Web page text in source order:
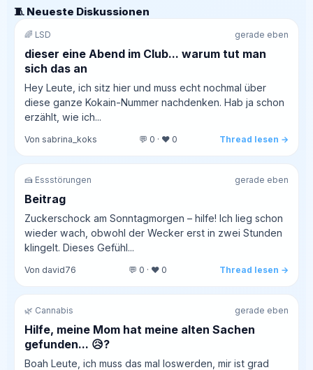
🧵 Neueste Diskussionen
🌈 LSD gerade eben
dieser eine Abend im Club... warum tut man
sich das an
Hey Leute, ich sitz hier und muss echt nochmal über
diese ganze Kokain-Nummer nachdenken. Hab ja schon
erzählt, wie ich...
Von sabrina_koks 💬 0 · ❤️ 0 Thread lesen →
🍰 Essstörungen gerade eben
Beitrag
Zuckerschock am Sonntagmorgen – hilfe! Ich lieg schon
wieder wach, obwohl der Wecker erst in zwei Stunden
klingelt. Dieses Gefühl...
Von david76 💬 0 · ❤️ 0 Thread lesen →
🌿 Cannabis gerade eben
Hilfe, meine Mom hat meine alten Sachen
gefunden... 😥?
Boah Leute, ich muss das mal loswerden, mir ist grad